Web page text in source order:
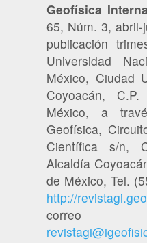
Geofísica
65, Núm. 3,
publicación
Universidad
México, Ciudad
Coyoacán,
México, a
Geofísica,
Científica s/n,
Alcaldía
de México, Tel.
http://
correo